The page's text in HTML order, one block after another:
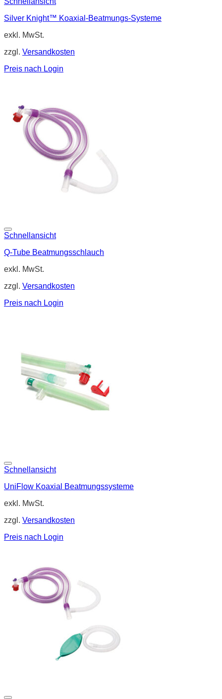
Silver Knight™ Koaxial-Beatmungs-Systeme
exkl. MwSt.
zzgl. Versandkosten
Preis nach Login
Schnellansicht
Q-Tube Beatmungsschlauch
exkl. MwSt.
zzgl. Versandkosten
Preis nach Login
Schnellansicht
UniFlow Koaxial Beatmungssysteme
exkl. MwSt.
zzgl. Versandkosten
Preis nach Login